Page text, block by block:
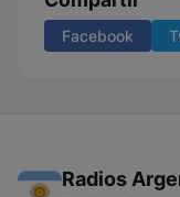
Facebook
Radios